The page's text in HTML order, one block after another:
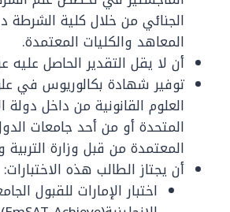
الجنائي من خلال كلية الشرطة
المعاهد والكليات المعتمدة.
أن لا يقل التقدير الحاصل عليه
توفير شهادة بكالوريوس في
العلوم القانونية من داخل دولة
المتحدة أو من أحد جامعات
المعتمدة من قبل وزارة التربية
أن يجتاز الطالب هذه الاختبارات:
اختبار الإمارات للقبول